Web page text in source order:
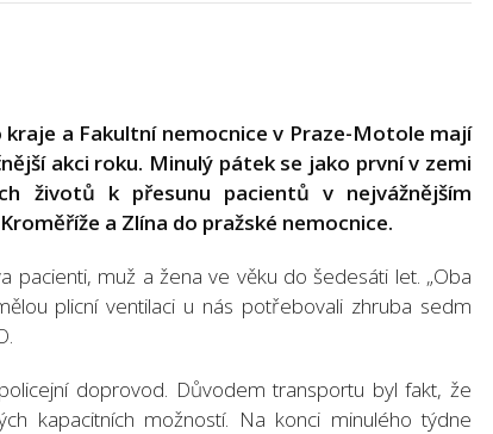
a Fakultní nemocnice v Praze-Motole mají
akci roku. Minulý pátek se jako první v zemi
životů k přesunu pacientů v nejvážnějším
a Zlína do pražské nemocnice.
pacienti, muž a žena ve věku do šedesáti let. „Oba
plicní ventilaci u nás potřebovali zhruba sedm
doprovod. Důvodem transportu byl fakt, že
kapacitních možností. Na konci minulého týdne